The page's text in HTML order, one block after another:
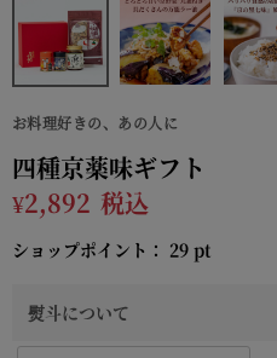
お料理好きの、あの人に
四種京薬味ギフト
¥2,892 税込
ショップポイント： 29 pt
熨斗について